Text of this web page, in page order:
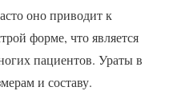
оно приводит к
форме, что является
пациентов. Ураты в
и составу.